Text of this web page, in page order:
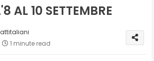
AL 10 SETTEMBRE
1 minute read